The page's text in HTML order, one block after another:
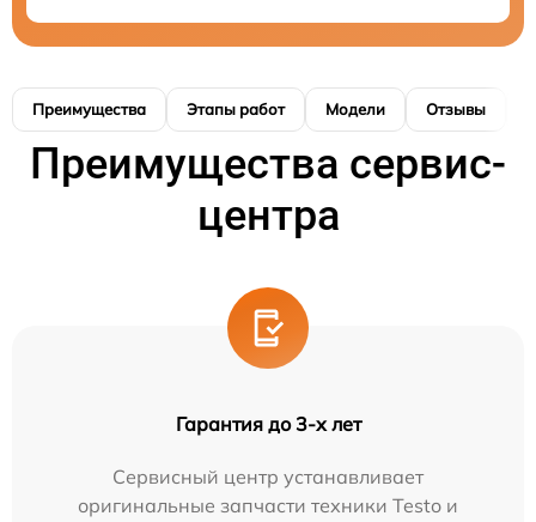
Преимущества Этапы работ Модели Отзывы
Преимущества сервис-
центра
Гарантия до 3-х лет
Сервисный центр устанавливает
оригинальные запчасти техники Testo и